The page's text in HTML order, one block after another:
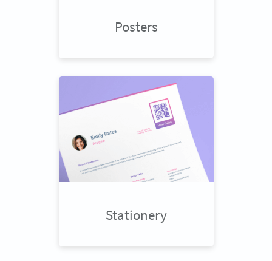
Posters
Stationery